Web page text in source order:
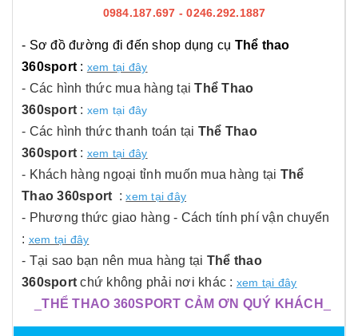
0984.187.697 - 0246.292.1887
- Sơ đồ đường đi đến shop dụng cụ Thể thao
360sport : xem tại đây
- Các hình thức mua hàng tạiThể Thao
360sport : xem tại đây
- Các hình thức thanh toán tại Thể Thao
360sport : xem tại đây
- Khách hàng ngoại tỉnh muốn mua hàng tại Thể
Thao 360sport :xem tại đây
- Phương thức giao hàng - Cách tính phí vận chuyển
: xem tại đây
- Tại sao bạn nên mua hàng tại Thể thao
360sport chứ không phải nơi khác : xem tại đây
_THỂ THAO 360SPORT CẢM ƠN QUÝ KHÁCH